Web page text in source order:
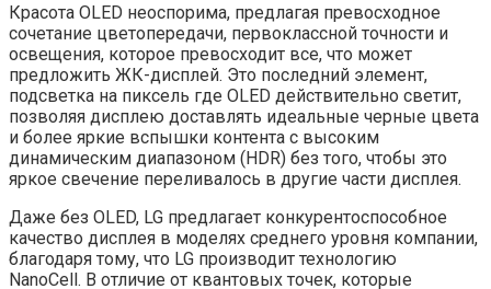
Красота OLED неоспорима, предлагая превосходное
сочетание цветопередачи, первоклассной точности и
освещения, которое превосходит все, что может
предложить ЖК-дисплей. Это последний элемент,
подсветка на пиксель где OLED действительно светит,
позволяя дисплею доставлять идеальные черные цвета
и более яркие вспышки контента с высоким
динамическим диапазоном (HDR) без того, чтобы это
яркое свечение переливалось в другие части дисплея.
Даже без OLED, LG предлагает конкурентоспособное
качество дисплея в моделях среднего уровня компании,
благодаря тому, что LG производит технологию
NanoCell. В отличие от квантовых точек, которые